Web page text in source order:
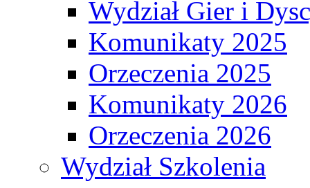
Wydział Gier i
Komunikaty 2025
Orzeczenia 2025
Komunikaty 2026
Orzeczenia 2026
Wydział Szkolenia